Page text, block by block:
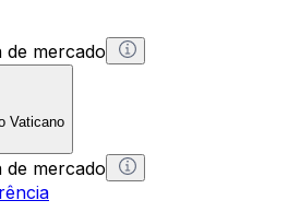
de mercado
Vaticano
de mercado